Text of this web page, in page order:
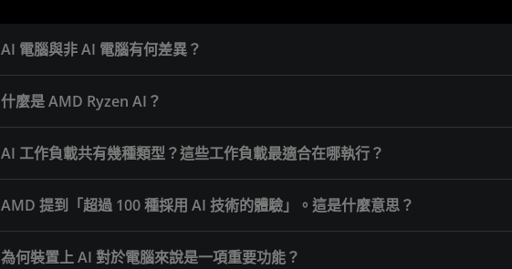
AI 電腦與非 AI 電腦有何差異？
什麼是 AMD Ryzen AI？
AI 工作負載共有幾種類型？這些工作負載最適合在哪執行？
AMD 提到「超過 100 種採用 AI 技術的體驗」。這是什麼意思？
為何裝置上 AI 對於電腦來說是一項重要功能？